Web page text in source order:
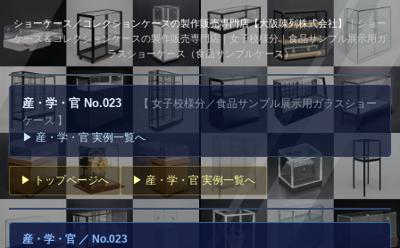
ショーケース／コレクションケースの製作販売専門店【大阪陳列株式会社】｜ショー
ケース＆コレクションケースの製作販売専門店｜女子校様分｜食品サンプル展示用ガ
ラスショーケース（食品サンプルケース）
産・学・官 No.023
【 女子校様分／食品サンプル展示用ガラスショー
ケース 】
▶ 産・学・官 実例一覧へ
▶ トップページへ ▶ 産・学・官 実例一覧へ
産・学・官 ／ No.023